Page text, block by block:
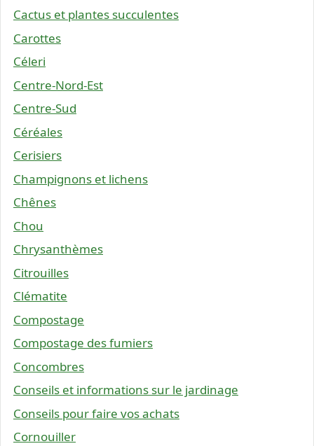
Cactus et plantes succulentes
Carottes
Céleri
Centre-Nord-Est
Centre-Sud
Céréales
Cerisiers
Champignons et lichens
Chênes
Chou
Chrysanthèmes
Citrouilles
Clématite
Compostage
Compostage des fumiers
Concombres
Conseils et informations sur le jardinage
Conseils pour faire vos achats
Cornouiller